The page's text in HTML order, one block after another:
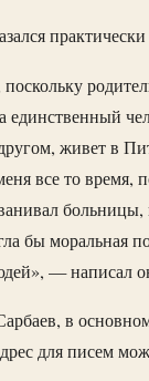
единственный
живет в
все то время,
больницы,
бы моральная
— написал
в
для писем